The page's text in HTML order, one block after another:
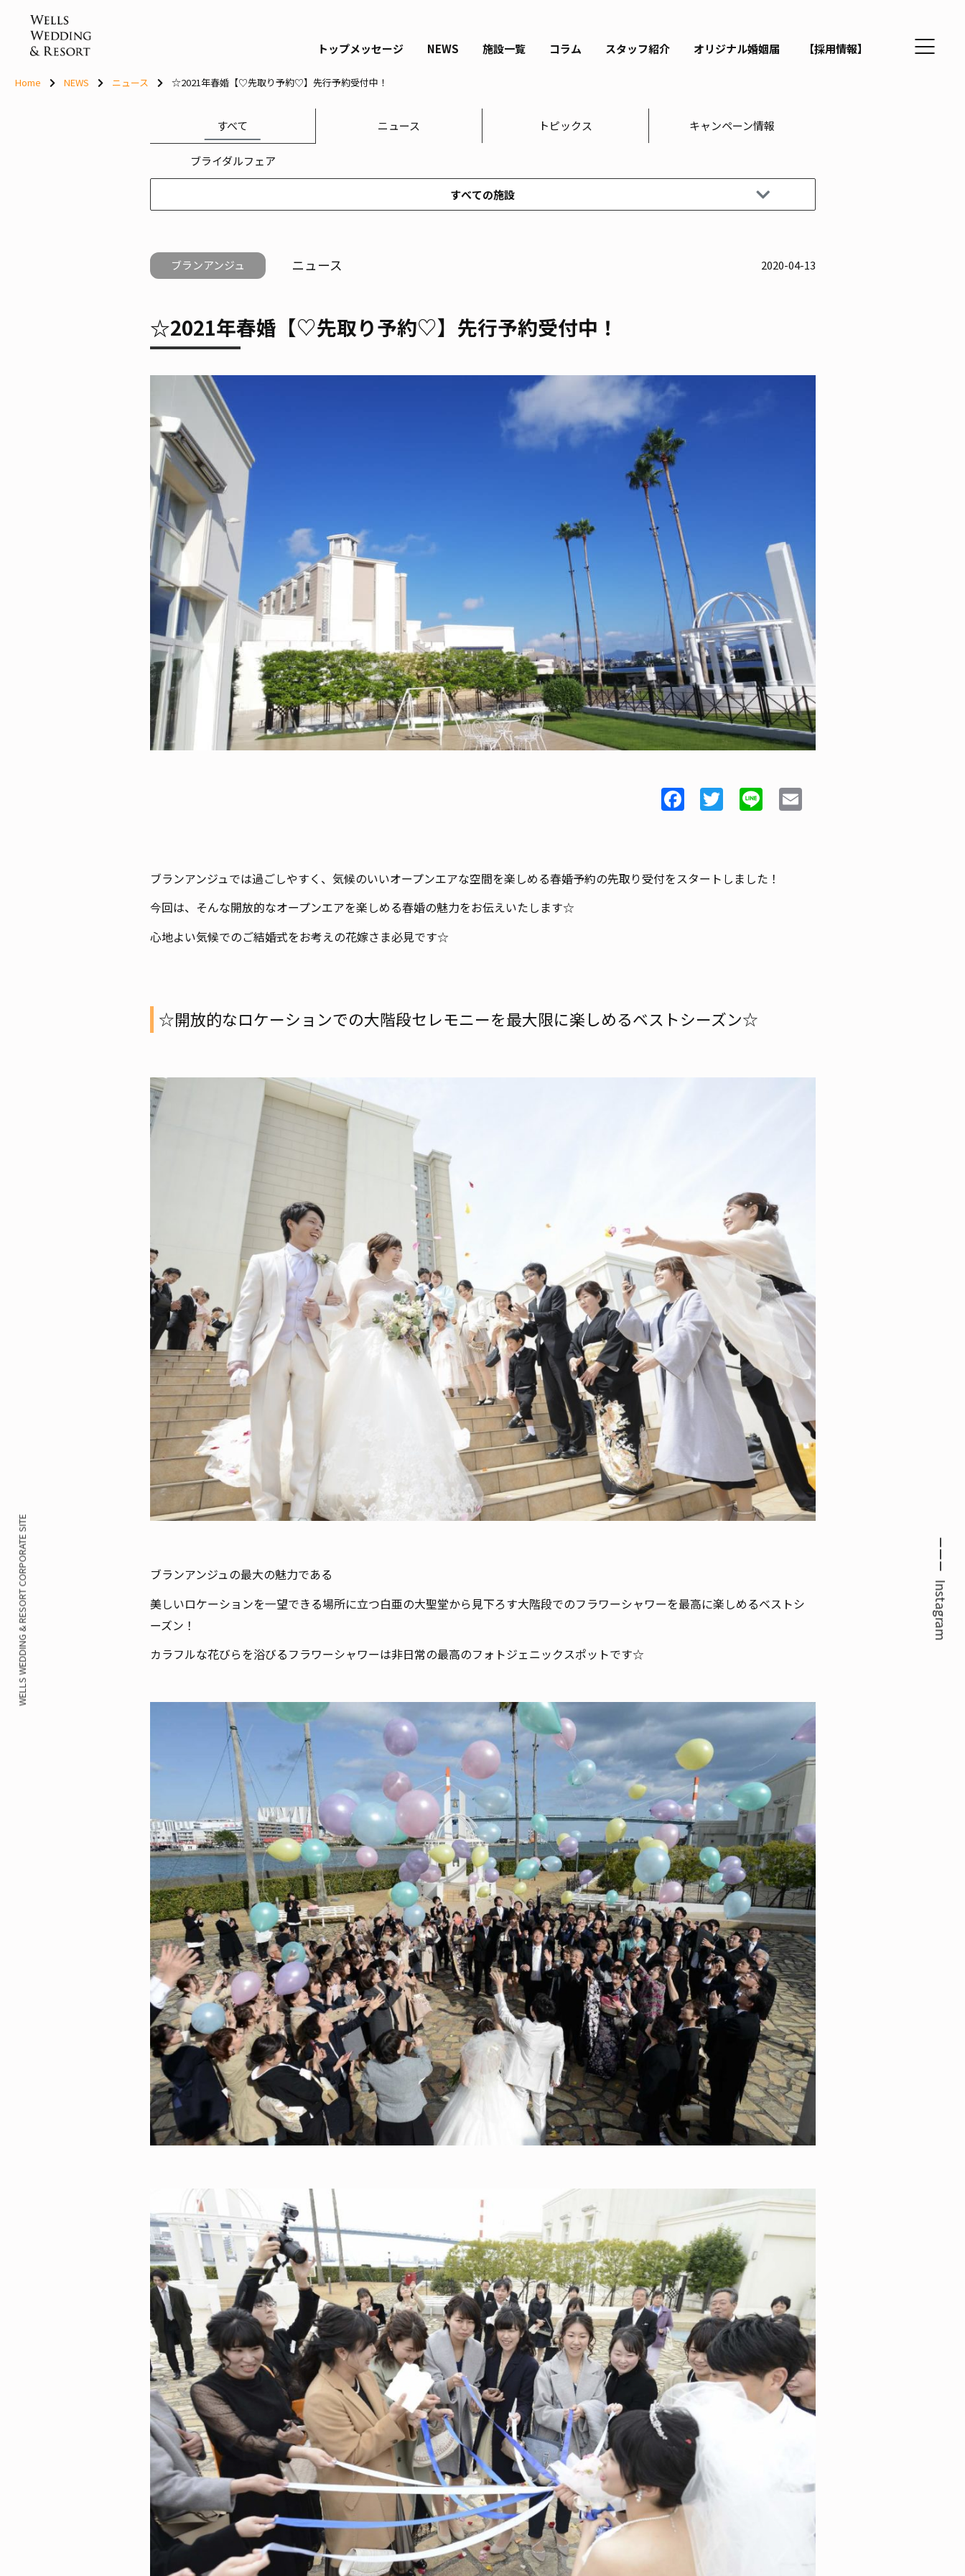
content
トップメッセージ NEWS 施設一覧 コラム スタッフ紹介 オリジナル婚姻届 【採用情報】
Home NEWS ニュース ☆2021年春婚【♡先取り予約♡】先行予約受付中！
すべて ニュース トピックス キャンペーン情報
ブライダルフェア
すべての施設
ブランアンジュ ニュース 2020-04-13
☆2021年春婚【♡先取り予約♡】先行予約受付中！
Facebook
Twitter
LineEmail
ブランアンジュでは過ごしやすく、気候のいいオープンエアな空間を楽しめる春婚予約の先取り受付をスタートしました！
今回は、そんな開放的なオープンエアを楽しめる春婚の魅力をお伝えいたします☆
心地よい気候でのご結婚式をお考えの花嫁さま必見です☆
☆開放的なロケーションでの大階段セレモニーを最大限に楽しめるベストシーズン☆
ブランアンジュの最大の魅力である
美しいロケーションを一望できる場所に立つ白亜の大聖堂から見下ろす大階段でのフラワーシャワーを最高に楽しめるベストシ
ーズン！
カラフルな花びらを浴びるフラワーシャワーは非日常の最高のフォトジェニックスポットです☆
WELLS WEDDING & RESORT CORPORATE SITE Instagram